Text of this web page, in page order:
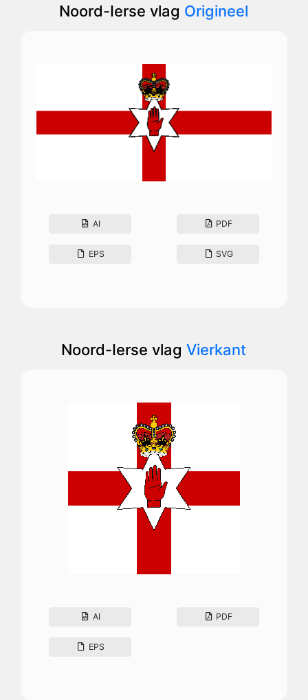
Noord-Ierse vlag Origineel
AI PDF
EPS SVG
Noord-Ierse vlagVierkant
AI PDF
EPS